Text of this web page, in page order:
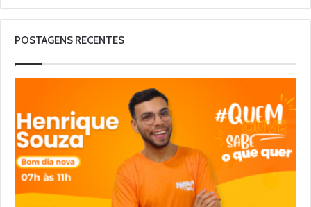
POSTAGENS RECENTES